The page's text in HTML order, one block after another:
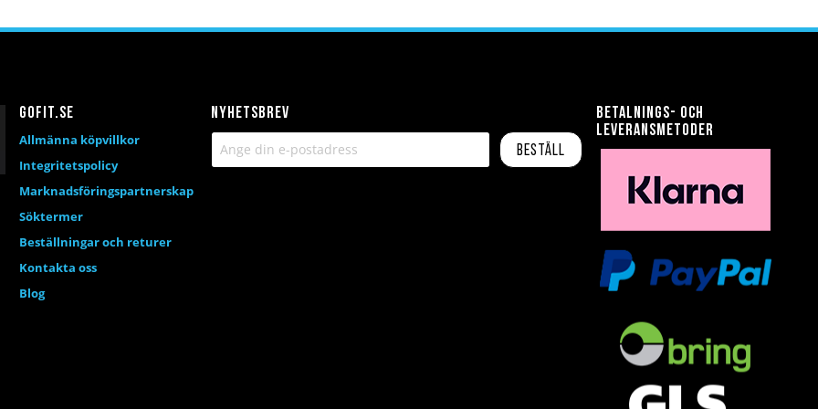
Nyhetsbrev
Beställ
Betalnings- och
leveransmetoder
Gofit.se
Allmänna köpvillkor
Integritetspolicy
Marknadsföringspartnerskap
Söktermer
Beställningar och returer
Kontakta oss
Blog